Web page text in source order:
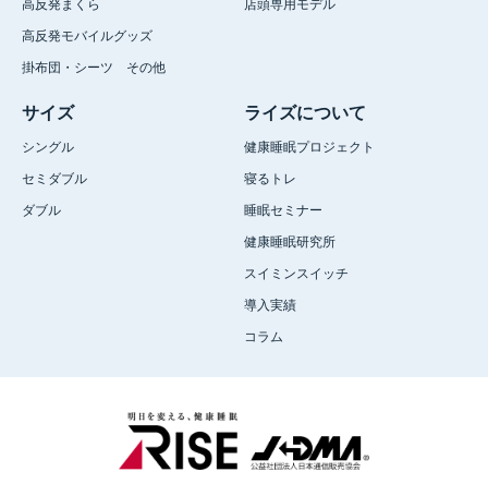
高反発モバイルグッズ
掛布団・シーツ その他
サイズ
シングル
セミダブル
ダブル
ライズについて
健康睡眠プロジェクト
寝るトレ
睡眠セミナー
健康睡眠研究所
スイミンスイッチ
導入実績
コラム